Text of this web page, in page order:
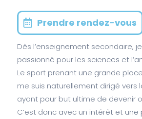
Prendre rendez-vous
Dès l’enseignement secondaire,
passionné pour les sciences et
Le sport prenant une grande
me suis naturellement dirigé vers
ayant pour but ultime de devenir
C’est donc avec un intérêt et une